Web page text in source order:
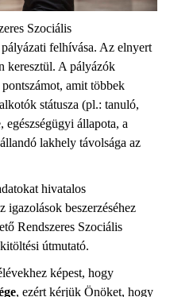
Szociális
felhívása. Az elnyert
keresztül. A pályázók
amit többek
státusza (pl.: tanuló,
állapota, a
lakhely távolsága az
hivatalos
beszerzéséhez
Rendszeres Szociális
útmutató.
képest, hogy
, ezért kérjük Önöket, hogy